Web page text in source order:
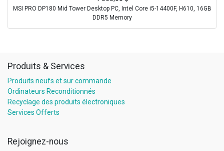
MSI PRO DP180 Mid Tower Desktop PC, Intel Core i5-14400F, H610, 16GB
DDR5 Memory
Produits & Services
Produits neufs et sur commande
Ordinateurs Reconditionnés
Recyclage des produits électroniques
Services Offerts
Rejoignez-nous